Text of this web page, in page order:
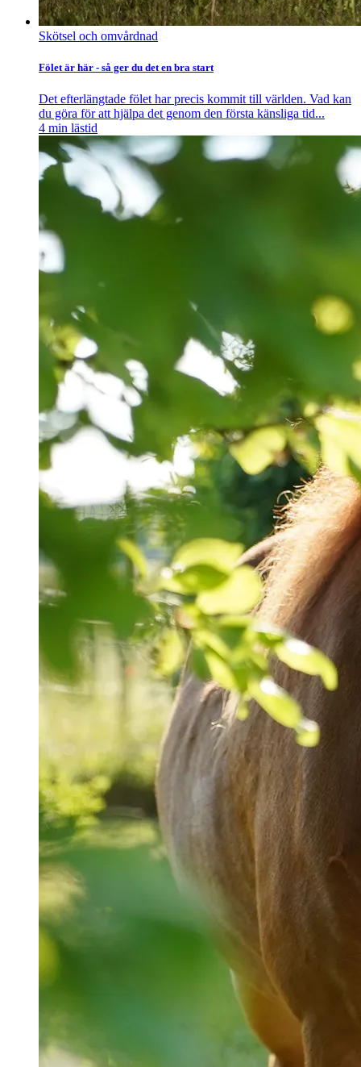
Skötsel och omvårdnad
Fölet är här - så ger du det en bra start
Det efterlängtade fölet har precis kommit till världen. Vad kan
du göra för att hjälpa det genom den första känsliga tid...
4 min lästid